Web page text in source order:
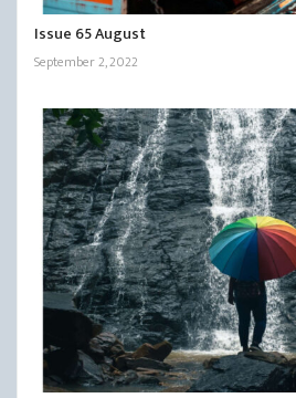
Issue 65 August
September 2, 2022